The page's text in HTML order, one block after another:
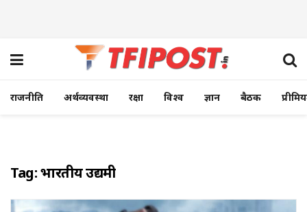
राजनीति अर्थव्यवस्था रक्षा विश्व ज्ञान बैठक
Tag:भारतीय उद्यमी